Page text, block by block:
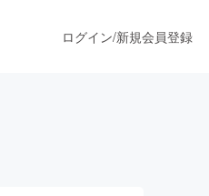
ログイン/新規会員登録